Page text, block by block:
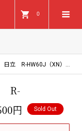
0
（XN） 価格 93,500円
R-
円
Sold Out